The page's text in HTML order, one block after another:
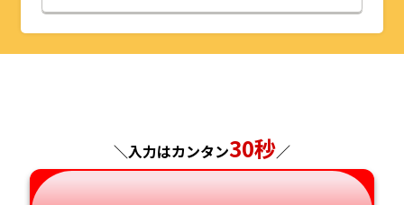
山形県
千葉県
福井県
京都府
奈良県
島根県
山口県
福岡県
熊本県
＼入力はカンタン30秒／